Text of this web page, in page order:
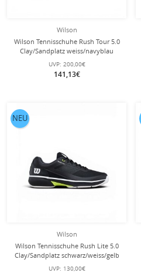
Wilson
Wilson Tennisschuhe Rush Tour 5.0
Clay/Sandplatz weiss/navyblau
Herren
UVP: 200,00€
141,13€
Wilson
Wilson Tennisschuhe Rush Lite 5.0
Clay/Sandplatz schwarz/weiss/gelb
Herren
UVP: 130,00€
NEU